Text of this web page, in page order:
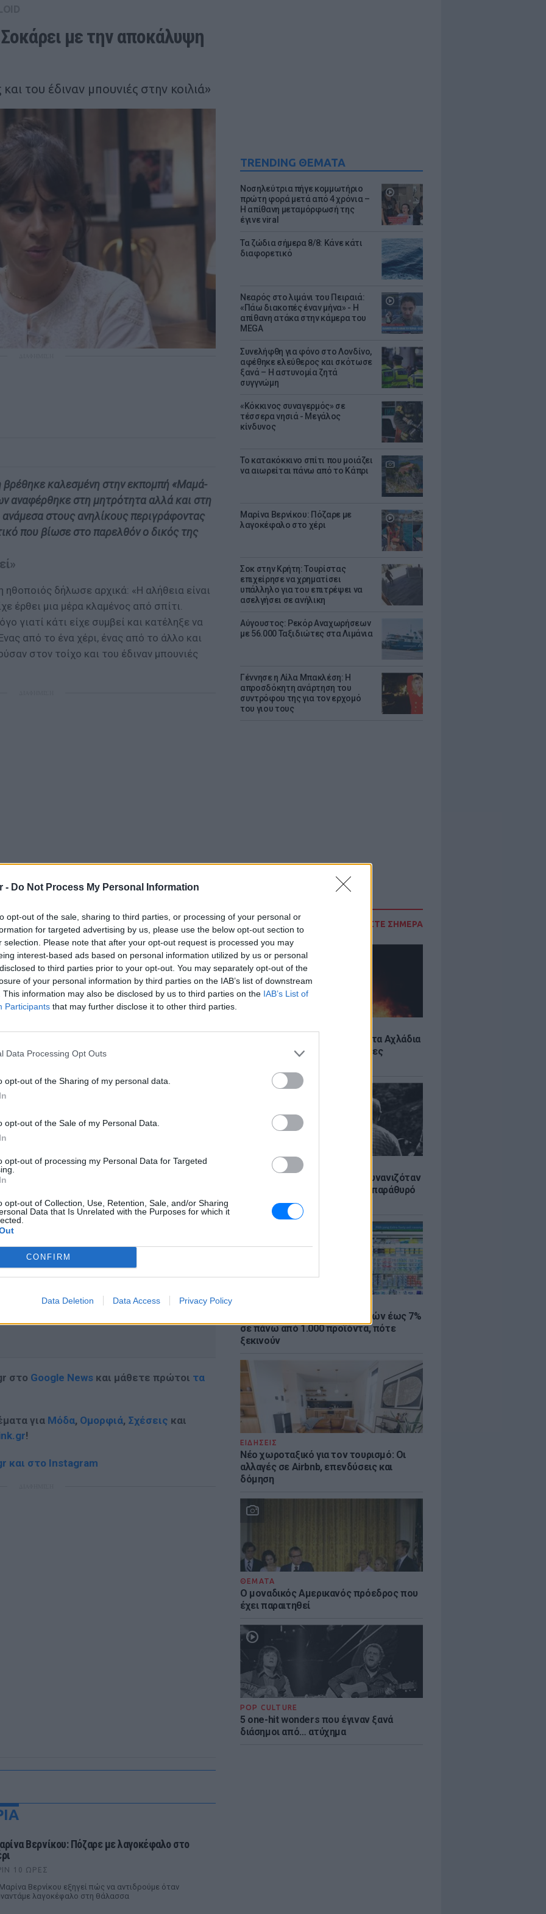
- Do Not Process My Personal Information
opt-out of the sale, sharing to third parties, or processing of your personal or
for targeted advertising by us, please use the below opt-out section to
selection. Please note that after your opt-out request is processed you may
interest-based ads based on personal information utilized by us or personal
to third parties prior to your opt-out. You may separately opt-out of the
of your personal information by third parties on the IAB’s list of downstream
This information may also be disclosed by us to third parties on the IAB’s List of
Participants that may further disclose it to other third parties.
Data Processing Opt Outs
opt-out of the Sharing of my personal data.
opt-out of the Sale of my Personal Data.
opt-out of processing my Personal Data for Targeted
opt-out of Collection, Use, Retention, Sale, and/or Sharing
Data that Is Unrelated with the Purposes for which it
CONFIRM
Data Deletion Data Access Privacy Policy
TRENDING ΘΕΜΑΤΑ
Νοσηλεύτρια πήγε κομμωτήριο
πρώτη φορά μετά από 4 χρόνια –
Η απίθανη μεταμόρφωσή της
έγινε viral
Τα ζώδια σήμερα 8/8: Κάνε κάτι
διαφορετικό
Νεαρός στο λιμάνι του Πειραιά:
«Πάω διακοπές έναν μήνα» - Η
απίθανη ατάκα στην κάμερα του
MEGA
Συνελήφθη για φόνο στο Λονδίνο,
αφέθηκε ελεύθερος και σκότωσε
ξανά – Η αστυνομία ζητά
συγγνώμη
«Κόκκινος συναγερμός» σε
τέσσερα νησιά - Μεγάλος
κίνδυνος
Το κατακόκκινο σπίτι που μοιάζει
να αιωρείται πάνω από το Κάπρι
Μαρίνα Βερνίκου: Πόζαρε με
λαγοκέφαλο στο χέρι
Σοκ στην Κρήτη: Τουρίστας
επιχείρησε να χρηματίσει
υπάλληλο για του επιτρέψει να
ασελγήσει σε ανήλικη
Αύγουστος: Ρεκόρ Αναχωρήσεων
με 56.000 Ταξιδιώτες στα Λιμάνια
Γέννησε η Λίλα Μπακλέση: Η
απροσδόκητη ανάρτηση του
συντρόφου της για τον ερχομό
του γιου τους
ΔΙΑΒΑΣΤΕ ΣΗΜΕΡΑ
Σητεία: Υπό έλεγχο η φωτιά στα Αχλάδια
– Σε επιφυλακή η Κρήτη για νέες
ΕΙΔΗΣΕΙΣ
Νέα Αγχίαλος: Ηλικιωμένος αυνανιζόταν
κοιτάζοντας 13χρονη από το παράθυρό
Σούπερ μάρκετ: Μειώσεις τιμών έως 7%
σε πάνω από 1.000 προϊόντα, πότε
ξεκινούν
ΕΙΔΗΣΕΙΣ
Νέο χωροταξικό για τον τουρισμό: Οι
αλλαγές σε Airbnb, επενδύσεις και
δόμηση
ΘΕΜΑΤΑ
Ο μοναδικός Αμερικανός πρόεδρος που
έχει παραιτηθεί
POP CULTURE
5 one-hit wonders που έγιναν ξανά
διάσημοι από… ατύχημα
με την αποκάλυψη
του έδιναν μπουνιές στην κοιλιά»
βρέθηκε καλεσμένη στην εκπομπή «Μαμά-
αναφέρθηκε στη μητρότητα αλλά και στη
στους ανηλίκους περιγράφοντας
που βίωσε στο παρελθόν ο δικός της
ηθοποιός δήλωσε αρχικά: «Η αλήθεια είναι
έρθει μια μέρα κλαμένος από σπίτι.
γιατί κάτι είχε συμβεί και κατέληξε να
από το ένα χέρι, ένας από το άλλο και
στον τοίχο και του έδιναν μπουνιές
πάρα πολύ και πήγαμε στο σχολείο. Ήταν
κακή στιγμή. Από κει και πέρα έχουν
γιατί υπάρχουν συμμορίες εκτός
έγινε ένα τέτοιο περιστατικό. Επιτέθηκε
που σύχναζαν στο παρκάκι στις 20.30, όχι
τα ξυλοκόπησαν. Μιλάμε τώρα για παιδιά
όλο αυτό με τρομοκρατεί πολύ αλλά
μπορώ να περιορίσω ένα παιδί στο σπίτι.
μπορώ για να μπορέσει να
ΔΙΑΦΗΜΙΣΗ
στο Google News και μάθετε πρώτοι τα
για Μόδα, Ομορφιά, Σχέσεις και
!
και στο Instagram
Βερνίκου: Πόζαρε με λαγοκέφαλο στο
10 ΏΡΕΣ
Βερνίκου εξηγεί πώς να αντιδρούμε όταν
λαγοκέφαλο στη θάλασσα